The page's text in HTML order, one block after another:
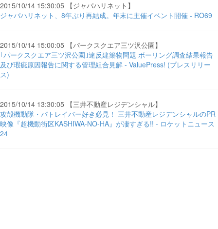
2015/10/14 15:30:05 【ジャパハリネット】
ジャパハリネット、8年ぶり再結成。年末に主催イベント開催 - RO69
2015/10/14 15:00:05 【パークスクエア三ツ沢公園】
｢パークスクエア三ツ沢公園｣違反建築物問題 ボーリング調査結果報告
及び瑕疵原因報告に関する管理組合見解 - ValuePress! (プレスリリー
ス)
2015/10/14 13:30:05 【三井不動産レジデンシャル】
攻殻機動隊・パトレイバー好き必見！ 三井不動産レジデンシャルのPR
映像『超機動街区KASHIWA-NO-HA』が凄すぎる!! - ロケットニュース
24